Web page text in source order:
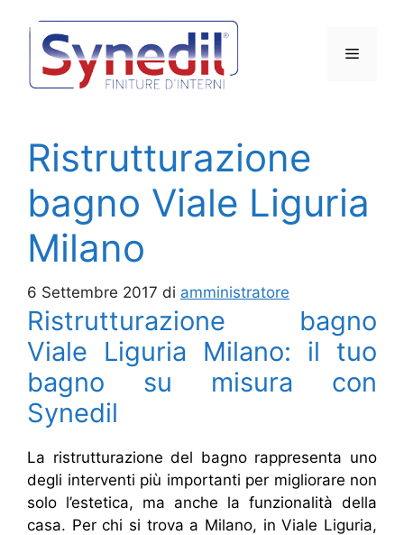
contenuto
Menu
Ristrutturazione
bagno Viale Liguria
Milano
6 Settembre 2017 di amministratore
Ristrutturazione bagno
Viale Liguria Milano: il tuo
bagno su misura con
Synedil
La ristrutturazione del bagno rappresenta uno
degli interventi più importanti per migliorare non
solo l’estetica, ma anche la funzionalità della
casa. Per chi si trova a Milano, in Viale Liguria,